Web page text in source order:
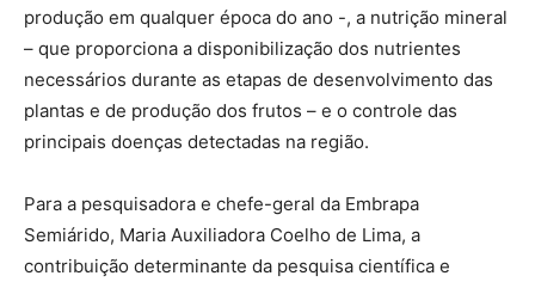
produção em qualquer época do ano -, a nutrição mineral
– que proporciona a disponibilização dos nutrientes
necessários durante as etapas de desenvolvimento das
plantas e de produção dos frutos – e o controle das
principais doenças detectadas na região.
Para a pesquisadora e chefe-geral da Embrapa
Semiárido, Maria Auxiliadora Coelho de Lima, a
contribuição determinante da pesquisa científica e